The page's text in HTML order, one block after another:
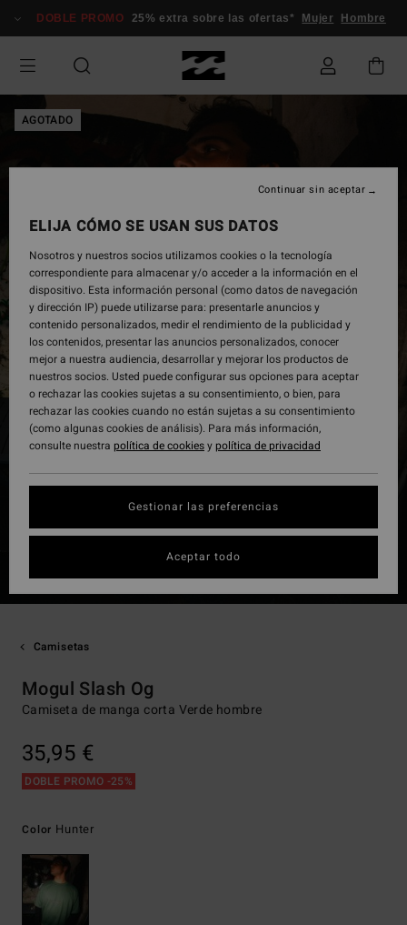
información
producto
DOBLE PROMO 25% extra sobre las ofertas* Mujer Hombre
AGOTADO
Camisetas
Mogul Slash Og
Camiseta de manga corta Verde hombre
35,95 €
DOBLE PROMO -25%
Color Hunter
ELIJA CÓMO SE USAN SUS DATOS
Nosotros y nuestros socios utilizamos cookies o la tecnología
correspondiente para almacenar y/o acceder a la información en el
dispositivo. Esta información personal (como datos de navegación
y dirección IP) puede utilizarse para: presentarle anuncios y
contenido personalizados, medir el rendimiento de la publicidad y
los contenidos, presentar las anuncios personalizados, conocer
mejor a nuestra audiencia, desarrollar y mejorar los productos de
nuestros socios. Usted puede configurar sus opciones para aceptar
o rechazar las cookies sujetas a su consentimiento, o bien, para
rechazar las cookies cuando no están sujetas a su consentimiento
(como algunas cookies de análisis). Para más información,
consulte nuestra política de cookiesypolítica de privacidad
Gestionar las preferencias
Continuar sin aceptar
Aceptar todo